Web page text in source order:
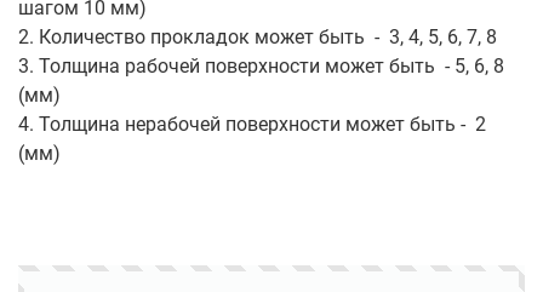
шагом 10 мм)
2. Количество прокладок может быть - 3, 4, 5, 6, 7, 8
3. Толщина рабочей поверхности может быть - 5, 6, 8
(мм)
4. Толщина нерабочей поверхности может быть - 2
(мм)